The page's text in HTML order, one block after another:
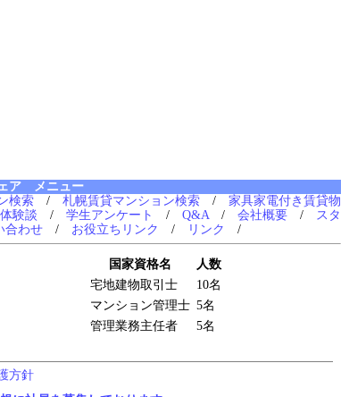
ア メニュー
検索 / 札幌賃貸マンション検索 / 家具家電付き賃貸物
験談 / 学生アンケート / Q&A/ 会社概要 / スタ
合わせ / お役立ちリンク / リンク /
国家資格名
人数
宅地建物取引士
10名
マンション管理士 5名
管理業務主任者
5名
方針